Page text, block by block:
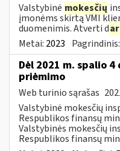
Valstybinė mokesčių
įmonėms skirtą VMI
duomenimis. Atverti dar
Metai: 2023 Pagrindinis:
Dėl 2021 m. spalio 4
priėmimo
Web turinio sąrašas
Valstybinė mokesčių
Respublikos finansų
Valstybinės mokesčių
Respublikos finansų